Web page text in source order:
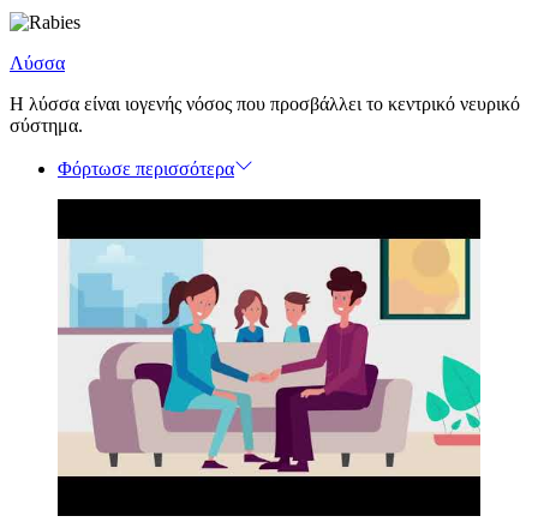
Λύσσα
Η λύσσα είναι ιογενής νόσος που προσβάλλει το κεντρικό νευρικό
σύστημα.
Φόρτωσε περισσότερα